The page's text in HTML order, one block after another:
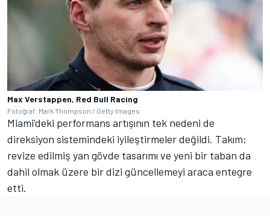
Max Verstappen, Red Bull Racing
Fotoğraf: Mark Thompson / Getty Images
Miami'deki performans artışının tek nedeni de
direksiyon sistemindeki iyileştirmeler değildi. Takım;
revize edilmiş yan gövde tasarımı ve yeni bir taban da
dahil olmak üzere bir dizi güncellemeyi araca entegre
etti.